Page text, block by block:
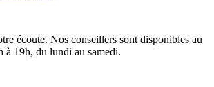
écoute. Nos conseillers sont disponibles au
à 19h, du lundi au samedi.